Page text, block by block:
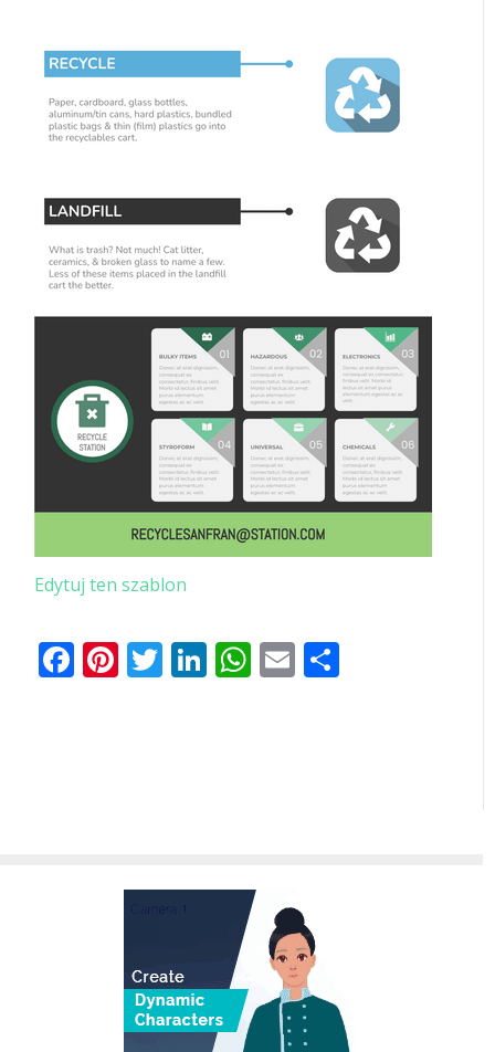
Edytuj ten szablon
Facebook
Pinterest
Twitter
LinkedIn
WhatsApp
Email